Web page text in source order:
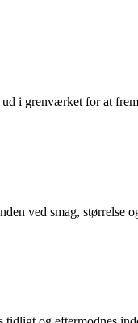
i grenværket for at
ved smag, størrelse